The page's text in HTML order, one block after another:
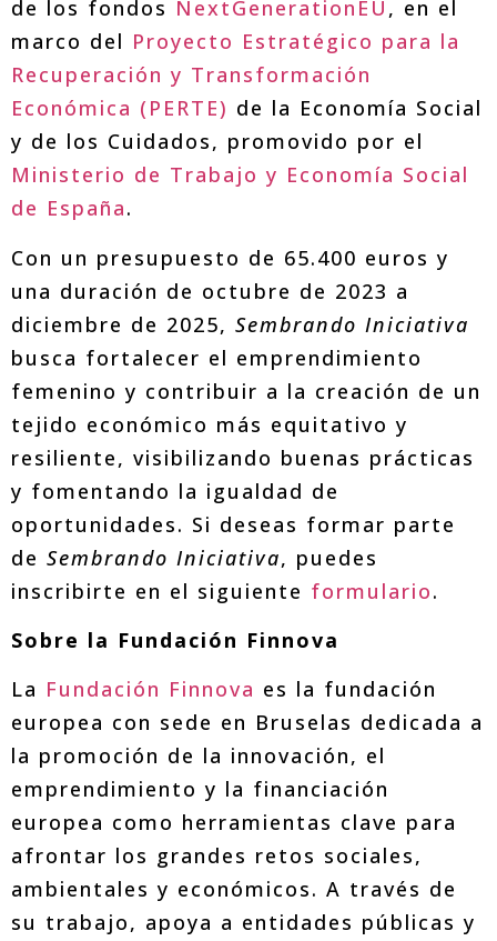
de los fondos NextGenerationEU , en el
marco del Proyecto Estratégico para la
Recuperación y Transformación
Económica (PERTE) de la Economía Social
y de los Cuidados, promovido por el
Ministerio de Trabajo y Economía Social
de España.
Con un presupuesto de 65.400 euros y
una duración de octubre de 2023 a
diciembre de 2025, Sembrando Iniciativa
busca fortalecer el emprendimiento
femenino y contribuir a la creación de un
tejido económico más equitativo y
resiliente, visibilizando buenas prácticas
y fomentando la igualdad de
oportunidades. Si deseas formar parte
de Sembrando Iniciativa, puedes
inscribirte en el siguiente formulario.
Sobre la Fundación Finnova
La Fundación Finnova es la fundación
europea con sede en Bruselas dedicada a
la promoción de la innovación, el
emprendimiento y la financiación
europea como herramientas clave para
afrontar los grandes retos sociales,
ambientales y económicos. A través de
su trabajo, apoya a entidades públicas y